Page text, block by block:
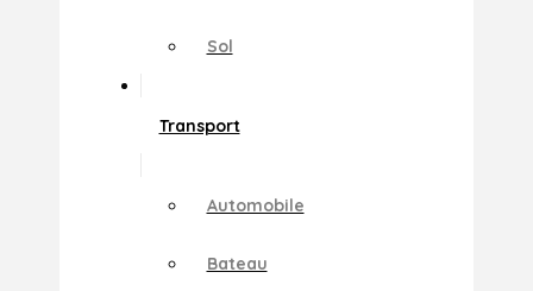
Sol
Transport
Automobile
Bateau